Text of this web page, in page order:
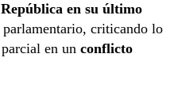
en su último
parlamentario, criticando lo
en un conflicto